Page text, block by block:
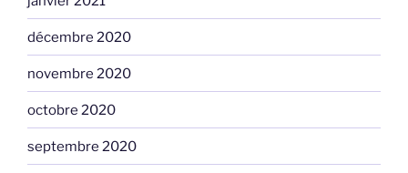
décembre 2020
novembre 2020
octobre 2020
septembre 2020